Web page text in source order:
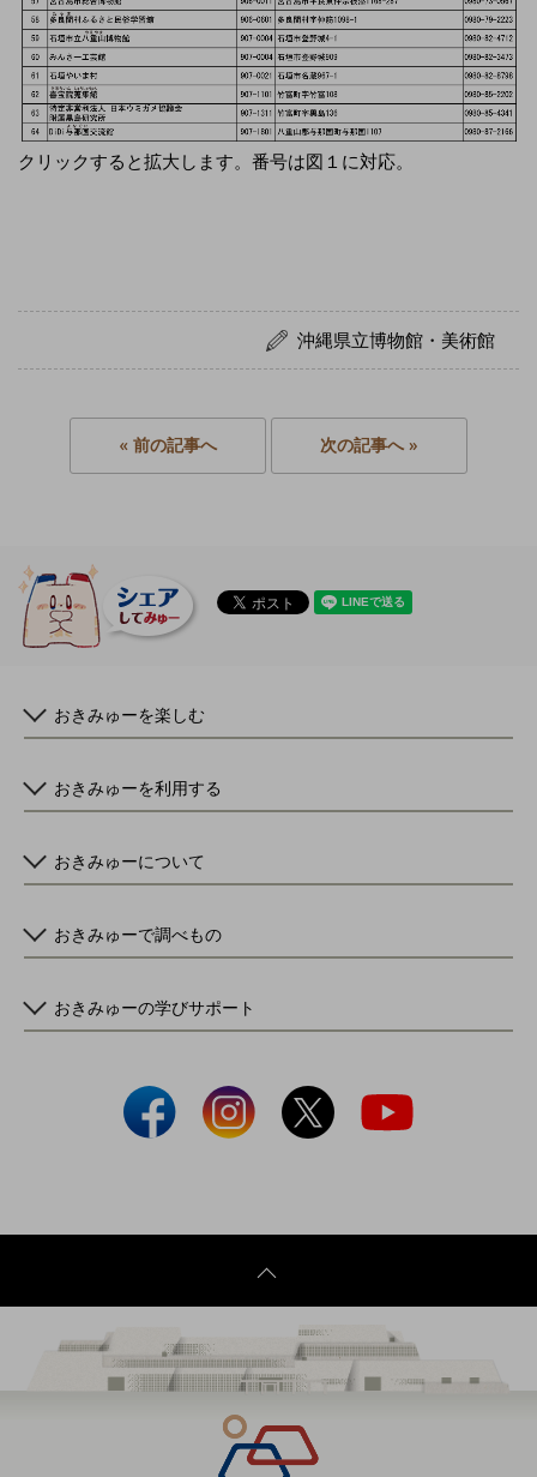
クリックすると拡大します。番号は図１に対応。
沖縄県立博物館・美術館
« 前の記事へ 次の記事へ »
おきみゅーを楽しむ
おきみゅーを利用する
おきみゅーについて
おきみゅーで調べもの
おきみゅーの学びサポート